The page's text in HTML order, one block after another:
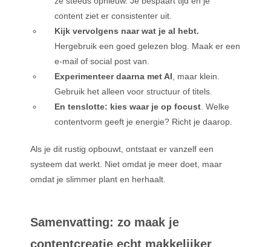
content ziet er consistenter uit.
Kijk vervolgens naar wat je al hebt.
Hergebruik een goed gelezen blog. Maak er een
e-mail of social post van.
Experimenteer daarna met AI , maar klein.
Gebruik het alleen voor structuur of titels.
En tenslotte: kies waar je op focust . Welke
contentvorm geeft je energie? Richt je daarop.
Als je dit rustig opbouwt, ontstaat er vanzelf een
systeem dat werkt. Niet omdat je meer doet, maar
omdat je slimmer plant en herhaalt.
Samenvatting: zo maak je
contentcreatie echt makkelijker